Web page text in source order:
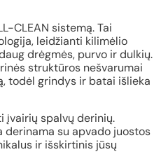
CLEAN sistemą. Tai
leidžianti kilimėlio
drėgmės, purvo ir dulkių.
struktūros nešvarumai
todėl grindys ir batai išlieka
įvairių spalvų derinių.
derinama su apvado juostos
ir išskirtinis jūsų